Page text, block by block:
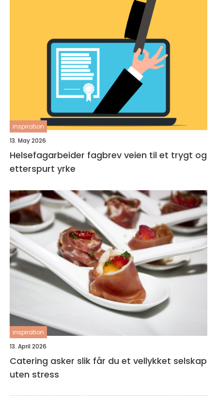
inspiration
13. May 2026
Helsefagarbeider fagbrev veien til et trygt og
etterspurt yrke
inspiration
13. April 2026
Catering asker slik får du et vellykket selskap
uten stress